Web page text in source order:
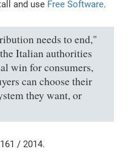
and use Free Software.
needs to end,"
Italian authorities
win for consumers,
can choose their
they want, or
/ 2014.